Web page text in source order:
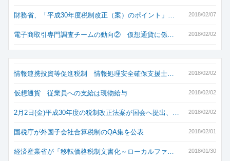
2018/02/07
財務省、「平成30年度税制改正（案）のポイント」…
2018/02/02
電子商取引専門調査チームの動向② 仮想通貨に係…
2018/02/02
情報連携投資等促進税制 情報処理安全確保支援士…
2018/02/02
仮想通貨 従業員への支給は現物給与
2018/02/02
2月2日(金)平成30年度の税制改正法案が国会へ提出、…
2018/02/01
国税庁が外国子会社合算税制のQA集を公表
2018/01/30
経済産業省が「移転価格税制文書化～ローカルファ…